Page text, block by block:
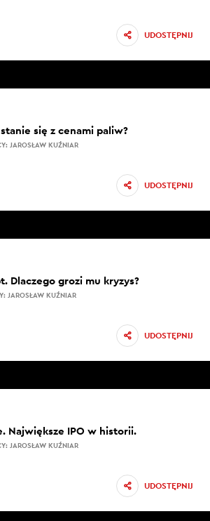
UDOSTĘPNIJ
się z cenami paliw?
JAROSŁAW KUŹNIAR
UDOSTĘPNIJ
Dlaczego grozi mu kryzys?
JAROSŁAW KUŹNIAR
UDOSTĘPNIJ
Największe IPO w historii.
JAROSŁAW KUŹNIAR
UDOSTĘPNIJ